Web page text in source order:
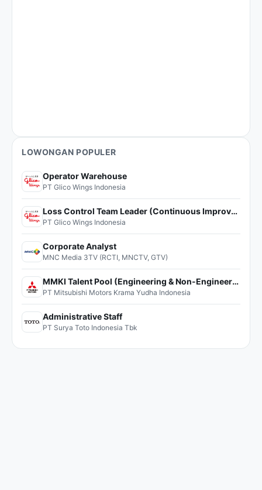
LOWONGAN POPULER
Operator Warehouse
PT Glico Wings Indonesia
Loss Control Team Leader (Continuous Improvement)
PT Glico Wings Indonesia
Corporate Analyst
MNC Media 3TV (RCTI, MNCTV, GTV)
MMKI Talent Pool (Engineering & Non-Engineering)
PT Mitsubishi Motors Krama Yudha Indonesia
Administrative Staff
PT Surya Toto Indonesia Tbk